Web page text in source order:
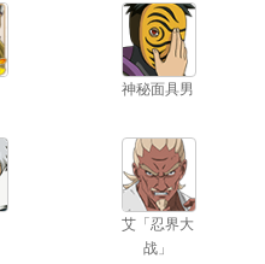
神秘面具男
艾「忍界大
战」